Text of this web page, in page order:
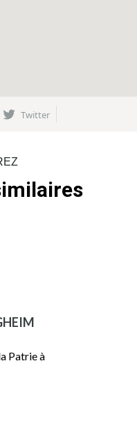
Twitter
Patrie à